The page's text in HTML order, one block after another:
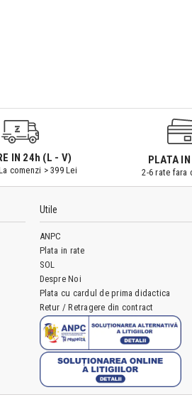
IN 24h (L - V)
comenzi > 399 Lei
PLATA
2-6 rate fara
Utile
ANPC
Plata in rate
SOL
Despre Noi
Plata cu cardul de prima didactica
Retur / Retragere din contract